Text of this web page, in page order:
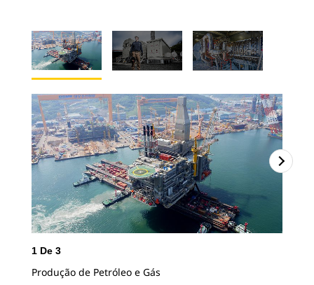
1 De 3
Produção de Petróleo e Gás